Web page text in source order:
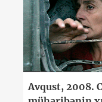
Avqust, 2008.